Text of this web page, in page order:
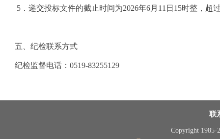
5．递交投标文件的截止时间为2026年6月 11 日 1 5时整，超
五、纪检联系方式
纪检监督电话： 0519-83255129
联
Copyright 1985-